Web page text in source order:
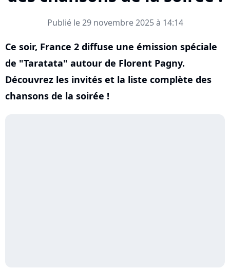
Publié le 29 novembre 2025 à 14:14
Ce soir, France 2 diffuse une émission spéciale
de "Taratata" autour de Florent Pagny.
Découvrez les invités et la liste complète des
chansons de la soirée !